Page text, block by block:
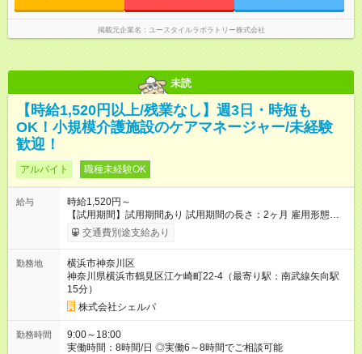
掲載元企業名 ユースタイルラボラトリー株式会社
未読
【時給1,520円以上/残業なし】週3日・時短も
OK！小規模介護施設のケアマネージャー/未経験
歓迎！
アルバイト 職種未経験OK
給与
時給1,520円～
【試用期間】試用期間あり 試用期間の長さ：2ヶ月 雇用形態、
給与は本採用時と同じです。
交通費別途支給あり
勤務地
横浜市神奈川区
神奈川県横浜市鶴見区江ケ崎町22-4（最寄り駅：南武線矢向駅
15分）
株式会社シェルパ
勤務時間
9:00～18:00
実働時間：8時間/日 ◎実働6～8時間でご相談可能